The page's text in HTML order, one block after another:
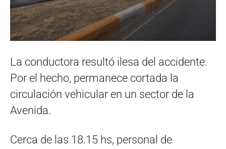
La conductora resultó ilesa del accidente.
Por el hecho, permanece cortada la
circulación vehicular en un sector de la
Avenida.
Cerca de las 18.15 hs, personal de